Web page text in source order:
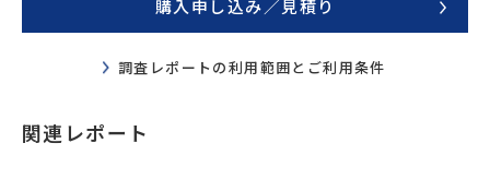
購入申し込み／見積り
調査レポートの利用範囲とご利用条件
関連レポート